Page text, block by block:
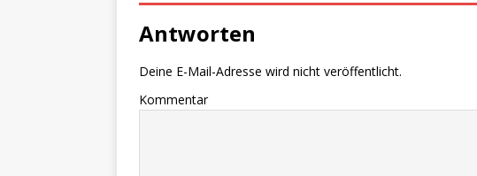
Antworten
Deine E-Mail-Adresse wird nicht veröffentlicht.
Kommentar